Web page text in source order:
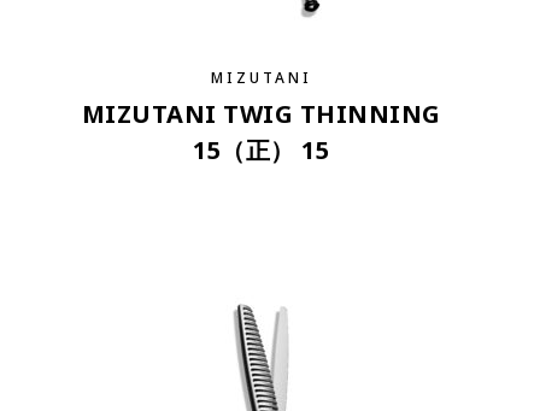
MIZUTANI
MIZUTANI TWIG THINNING
15（正） 15